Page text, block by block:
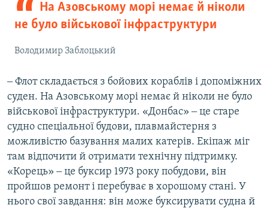
На Азовському морі немає й ніколи
не було військової інфраструктури
Володимир Заблоцький
‒ Флот складається з бойових кораблів і допоміжних
суден. На Азовському морі немає й ніколи не було
військової інфраструктури. «Донбас» ‒ це старе
судно спеціальної будови, плавмайстерня з
можливістю базування малих катерів. Екіпаж міг
там відпочити й отримати технічну підтримку.
«Корець» ‒ це буксир 1973 року побудови, він
пройшов ремонт і перебуває в хорошому стані. У
нього свої завдання: він може буксирувати судна й